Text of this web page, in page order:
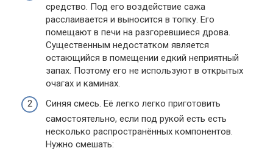
средство. Под его воздействие сажа
расслаивается и выносится в топку. Его
помещают в печи на разгоревшиеся дрова.
Существенным недостатком является
остающийся в помещении едкий неприятный
запах. Поэтому его не используют в открытых
очагах и каминах.
Синяя смесь. Её легко легко приготовить
самостоятельно, если под рукой есть есть
несколько распространённых компонентов.
Нужно смешать: